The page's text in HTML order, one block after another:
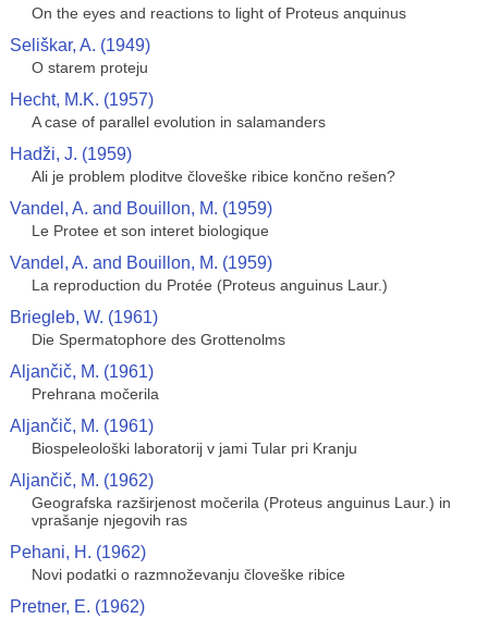
On the eyes and reactions to light of Proteus anquinus
Seliškar, A. (1949)
O starem proteju
Hecht, M.K. (1957)
A case of parallel evolution in salamanders
Hadži, J. (1959)
Ali je problem ploditve človeške ribice končno rešen?
Vandel, A. and Bouillon, M. (1959)
Le Protee et son interet biologique
Vandel, A. and Bouillon, M. (1959)
La reproduction du Protée (Proteus anguinus Laur.)
Briegleb, W. (1961)
Die Spermatophore des Grottenolms
Aljančič, M. (1961)
Prehrana močerila
Aljančič, M. (1961)
Biospeleološki laboratorij v jami Tular pri Kranju
Aljančič, M. (1962)
Geografska razširjenost močerila (Proteus anguinus Laur.) in
vprašanje njegovih ras
Pehani, H. (1962)
Novi podatki o razmnoževanju človeške ribice
Pretner, E. (1962)